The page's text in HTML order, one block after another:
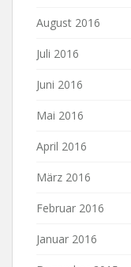
August 2016
Juli 2016
Juni 2016
Mai 2016
April 2016
März 2016
Februar 2016
Januar 2016